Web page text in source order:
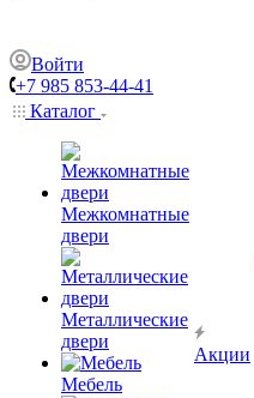
Войти
+7 985 853-44-41
Каталог
Межкомнатные
двери
Металлические
двери
Мебель
Акции